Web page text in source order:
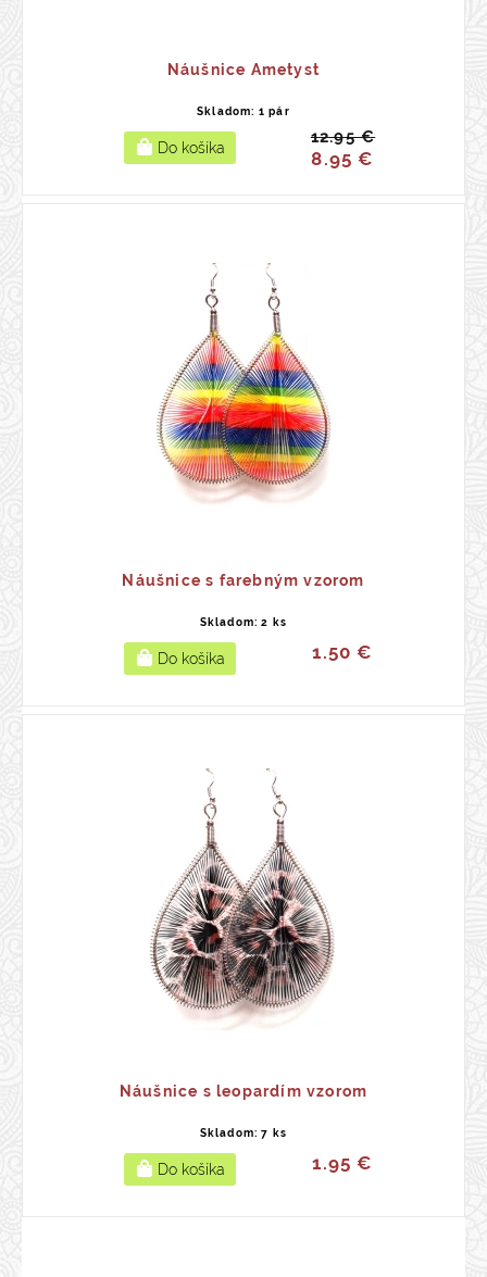
Náušnice Ametyst
Skladom: 1 pár
12.95 €
8.95 €
Náušnice s farebným vzorom
Skladom: 2 ks
1.50 €
Náušnice s leopardím vzorom
Skladom: 7 ks
1.95 €